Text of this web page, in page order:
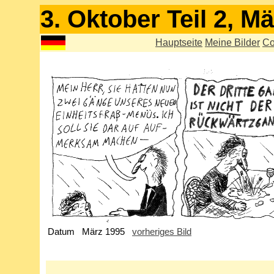
3. Oktober Teil 2,
Hauptseite Meine Bilder
Datum März 1995 vorheriges Bild